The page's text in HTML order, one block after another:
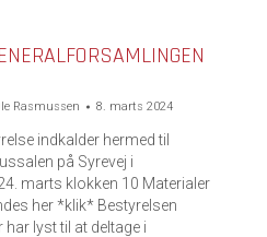
Rasmussen 8. marts 2024
indkalder hermed til
på Syrevej i
marts klokken 10 Materialer
her *klik* Bestyrelsen
lyst til at deltage i